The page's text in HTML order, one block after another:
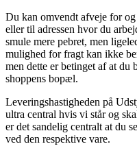
Du kan omvendt afveje for
eller til adressen hvor du
smule mere pebret, men
mulighed for fragt kan ikke
men dette er betinget af at du
shoppens bopæl.
Leveringshastigheden på
ultra central hvis vi står og
er det sandelig centralt at du
ved den respektive vare.